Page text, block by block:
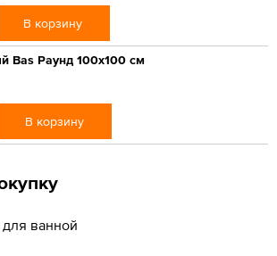
В корзину
Bas Раунд 100х100 см
В корзину
ванной